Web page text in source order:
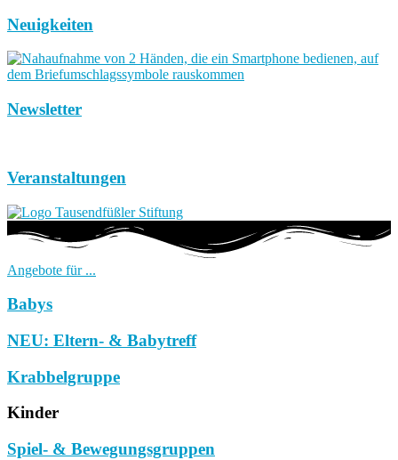
Neuigkeiten
Newsletter
Veranstaltungen
Angebote für ...
Babys
NEU: Eltern- & Babytreff
Krabbelgruppe
Kinder
Spiel- & Bewegungsgruppen